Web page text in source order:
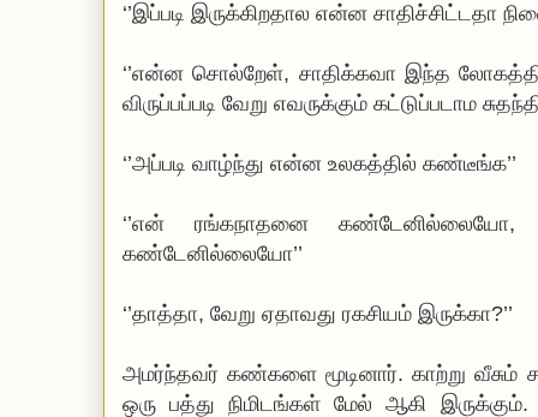
‘’இப்படி இருக்கிறதால என்ன சாதிச்சிட்டதா
‘’என்ன சொல்றேள், சாதிக்கவா இந்த
விருப்பப்படி வேறு எவருக்கும் கட்டுப்படாம
‘’அப்படி வாழ்ந்து என்ன உலகத்தில் கண்டீங்க’’
‘’என் ரங்கநாதனை
கண்டேனில்லையோ’’
‘’தாத்தா, வேறு ஏதாவது ரகசியம் இருக்கா?’’
அமர்ந்தவர் கண்களை மூடினார். காற்று வீசும்
ஒரு பத்து நிமிடங்கள் மேல் ஆகி